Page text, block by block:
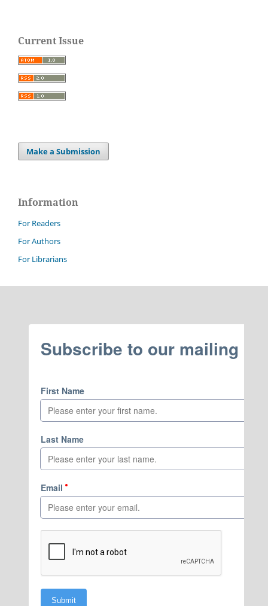
Current Issue
Make a Submission
Information
For Readers
For Authors
For Librarians